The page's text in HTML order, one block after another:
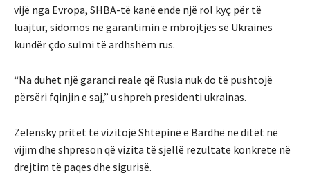
vijë nga Evropa, SHBA-të kanë ende një rol kyç për të
luajtur, sidomos në garantimin e mbrojtjes së Ukrainës
kundër çdo sulmi të ardhshëm rus.
“Na duhet një garanci reale që Rusia nuk do të pushtojë
përsëri fqinjin e saj,” u shpreh presidenti ukrainas.
Zelensky pritet të vizitojë Shtëpinë e Bardhë në ditët në
vijim dhe shpreson që vizita të sjellë rezultate konkrete në
drejtim të paqes dhe sigurisë.